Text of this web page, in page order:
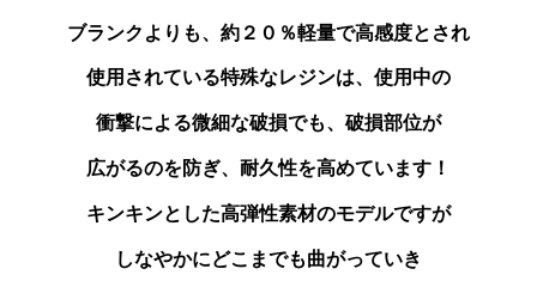
ブランクよりも、約２０％軽量で高感度とされ
使用されている特殊なレジンは、使用中の
衝撃による微細な破損でも、破損部位が
広がるのを防ぎ、耐久性を高めています！
キンキンとした高弾性素材のモデルですが
しなやかにどこまでも曲がっていき